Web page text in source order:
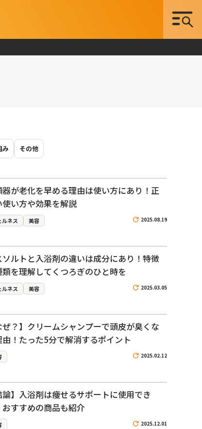
み その他
器が老化を早める理由は使い方にあり！正
使い方や効果を解説
ルネス 美容 2025.08.19
ソルトと入浴剤の違いは成分にあり！特徴
類を理解してくつろぎのひと時を
ルネス 美容 2025.03.05
ぜ？】クリームシャンプーで頭皮が臭くな
由！たった5分で解消するポイント
2025.02.12
論】入浴剤は痩せるサポートに使用でき
おすすめの商品も紹介
2025.12.01